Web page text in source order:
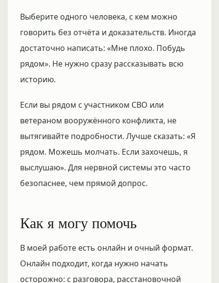
Выберите одного человека, с кем можно
говорить без отчёта и доказательств. Иногда
достаточно написать: «Мне плохо. Побудь
рядом». Не нужно сразу рассказывать всю
историю.
Если вы рядом с участником СВО или
ветераном вооружённого конфликта, не
вытягивайте подробности. Лучше сказать: «Я
рядом. Можешь молчать. Если захочешь, я
выслушаю». Для нервной системы это часто
безопаснее, чем прямой допрос.
Как я могу помочь
В моей работе есть онлайн и очный формат.
Онлайн подходит, когда нужно начать
осторожно: с разговора, расстановочной